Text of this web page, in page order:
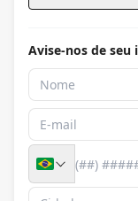
Avise-nos de seu